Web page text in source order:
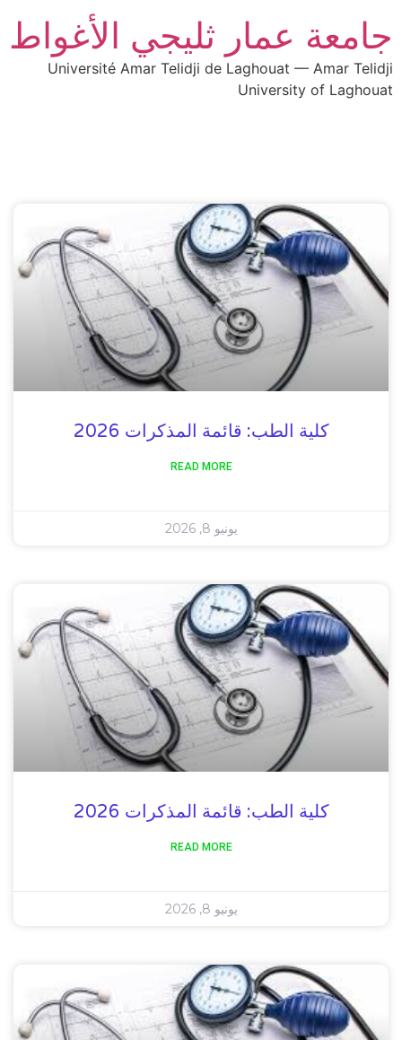
جامعة عمار ثليجي الأغواط
Université Amar Telidji de Laghouat — Amar Telidji
University of Laghouat
كلية الطب: قائمة المذكرات 2026
READ MORE
يونيو 8, 2026
كلية الطب: قائمة المذكرات 2026
READ MORE
يونيو 8, 2026